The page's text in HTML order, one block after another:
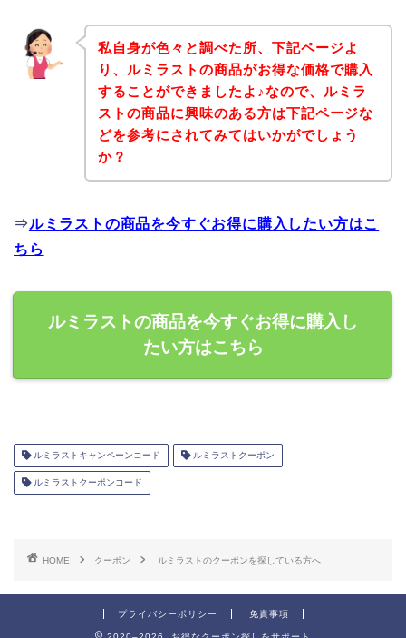
私自身が色々と調べた所、下記ページよ
り、ルミラストの商品がお得な価格で購入
することができましたよ♪なので、ルミラ
ストの商品に興味のある方は下記ページな
どを参考にされてみてはいかがでしょう
か？
⇒ルミラストの商品を今すぐお得に購入したい方はこ
ちら
ルミラストの商品を今すぐお得に購入し
たい方はこちら
ルミラストキャンペーンコード ルミラストクーポン
ルミラストクーポンコード
HOME クーポン ルミラストのクーポンを探している方へ
プライバシーポリシー 免責事項